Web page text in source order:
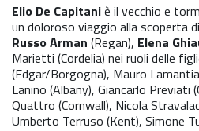
Elio De Capitaniè il vecchio e
un doloroso viaggio alla scoperta
Russo Arman (Regan), Elena
Marietti (Cordelia) nei ruoli delle
(Edgar/Borgogna), Mauro
Lanino (Albany), Giancarlo Previati
Quattro (Cornwall), Nicola
Umberto Terruso (Kent), Simone